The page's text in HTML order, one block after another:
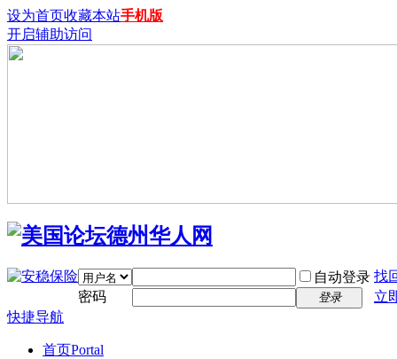
设为首页收藏本站手机版
开启辅助访问
自动登录 找
密码
登录
立
快捷导航
首页Portal